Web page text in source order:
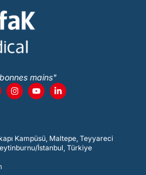
mains"
Kampüsü, Maltepe, Teyyareci
İstanbul, Türkiye